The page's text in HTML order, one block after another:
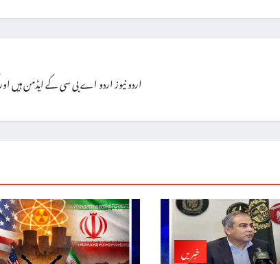
اردو نیوز اردو اے بی سی کے ایڈمن ہیں اور گزشتہ ۸ سال سے یہ فرائص سر
خبریں